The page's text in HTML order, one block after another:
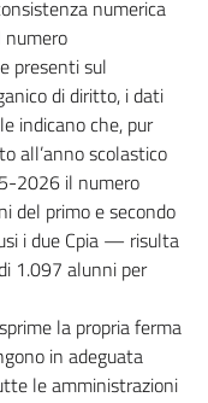
numerica
presenti sul
di diritto, i dati
indicano che, pur
all’anno scolastico
2026 il numero
del primo e secondo
i due Cpia — risulta
1.097 alunni per
la propria ferma
in adeguata
le amministrazioni